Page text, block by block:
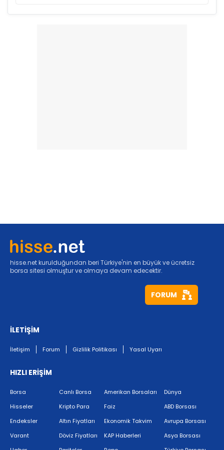
hisse.net kurulduğundan beri Türkiye'nin en büyük ve ücretsiz
borsa sitesi olmuştur ve olmaya devam edecektir.
FORUM
İLETİŞİM
İletişim Forum Gizlilik Politikası Yasal Uyarı
HIZLI ERİŞİM
Borsa
Hisseler
Endeksler
Varant
Canlı Borsa
Kripto Para
Altın Fiyatları
Döviz Fiyatları
Amerikan Borsaları
Faiz
Ekonomik Takvim
KAP Haberleri
Dünya
ABD Borsası
Avrupa Borsası
Asya Borsası